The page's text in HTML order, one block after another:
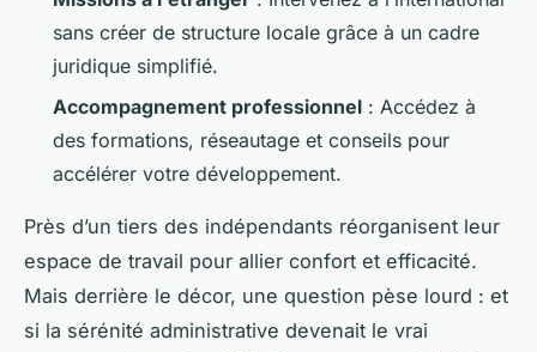
sans créer de structure locale grâce à un cadre
juridique simplifié.
Accompagnement professionnel : Accédez à
des formations, réseautage et conseils pour
accélérer votre développement.
Près d’un tiers des indépendants réorganisent leur
espace de travail pour allier confort et efficacité.
Mais derrière le décor, une question pèse lourd : et
si la sérénité administrative devenait le vrai